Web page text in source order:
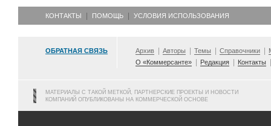
КОНТАКТЫ ПОМОЩЬ УСЛОВИЯ ИСПОЛЬЗОВАНИЯ
ОБРАТНАЯ СВЯЗЬ Архив Авторы Темы Справочники
О «Коммерсанте»
Редакция Контакты
МАТЕРИАЛЫ С ТАКОЙ МЕТКОЙ, ПАРТНЕРСКИЕ ПРОЕКТЫ И НОВОСТИ
КОМПАНИЙ ОПУБЛИКОВАНЫ НА КОММЕРЧЕСКОЙ ОСНОВЕ